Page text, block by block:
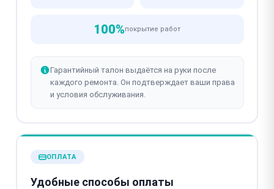
100%покрытие работ
Гарантийный талон выдаётся на руки после
каждого ремонта. Он подтверждает ваши права
и условия обслуживания.
ОПЛАТА
Удобные способы оплаты